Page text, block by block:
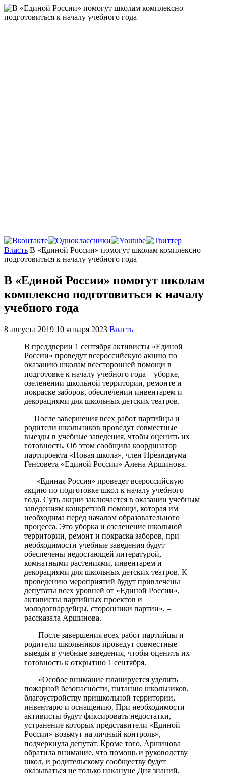
Главная
Власть В «Единой России» помогут школам комплексно
подготовиться к началу учебного года
В «Единой России» помогут школам
комплексно подготовиться к началу
учебного года
8 августа 2019 10 января 2023 Власть
В преддверии 1 сентября активисты «Единой
России» проведут всероссийскую акцию по
оказанию школам всесторонней помощи в
подготовке к началу учебного года – уборке,
озеленении школьной территории, ремонте и
покраске заборов, обеспечении инвентарем и
декорациями для школьных детских театров.
После завершения всех работ партийцы и
родители школьников проведут совместные
выезды в учебные заведения, чтобы оценить их
готовность. Об этом сообщила координатор
партпроекта «Новая школа», член Президиума
Генсовета «Единой России» Алена Аршинова.
«Единая Россия» проведет всероссийскую
акцию по подготовке школ к началу учебного
года. Суть акции заключается в оказании учебным
заведениям конкретной помощи, которая им
необходима перед началом образовательного
процесса. Это уборка и озеленение школьной
территории, ремонт и покраска заборов, при
необходимости учебные заведения будут
обеспечены недостающей литературой,
комнатными растениями, инвентарем и
декорациями для школьных детских театров. К
проведению мероприятий будут привлечены
депутаты всех уровней от «Единой России»,
активисты партийных проектов и
молодогвардейцы, сторонники партии», –
рассказала Аршинова.
После завершения всех работ партийцы и
родители школьников проведут совместные
выезды в учебные заведения, чтобы оценить их
готовность к открытию 1 сентября.
«Особое внимание планируется уделить
пожарной безопасности, питанию школьников,
благоустройству пришкольной территории,
инвентарю и оснащению. При необходимости
активисты будут фиксировать недостатки,
устранение которых представители «Единой
России» возьмут на личный контроль», –
подчеркнула депутат. Кроме того, Аршинова
обратила внимание, что помощь и руководству
школ, и родительскому сообществу будет
оказываться не только накануне Дня знаний.